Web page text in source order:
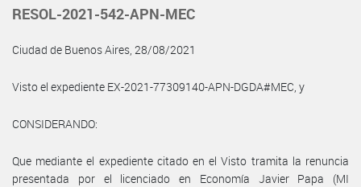
RESOL-2021-542-APN-MEC
Ciudad de Buenos Aires, 28/08/2021
Visto el expediente EX-2021-77309140-APN-DGDA#MEC, y
CONSIDERANDO:
Que mediante el expediente citado en el Visto tramita la renuncia
presentada por el licenciado en Economía Javier Papa (MI